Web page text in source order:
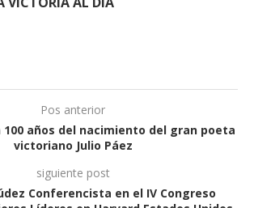
Pos anterior
100 años del nacimiento del gran poeta
victoriano Julio Páez
siguiente post
Conferencista en el IV Congreso